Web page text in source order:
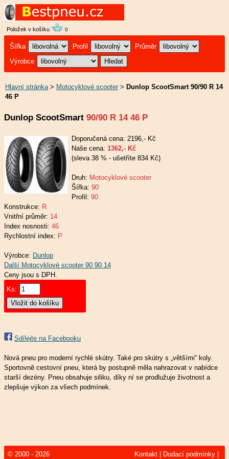
Položek v košíku 0
Šířka Profil
Průměr
Výrobce
Hlavní stránka> Motocyklové scooter> Dunlop ScootSmart 90/90 R 14
46 P
Dunlop ScootSmart 90/90 R 14 46 P
Doporučená cena: 2196,- Kč
Naše cena: 1362,- Kč
(sleva 38 % - ušetříte 834 Kč)
Druh: Motocyklové scooter
Šířka: 90
Profil: 90
Konstrukce: R
Vnitřní průměr: 14
Index nosnosti: 46
Rychlostní index: P
Výrobce: Dunlop
Ceny jsou s DPH.
Ks:
Sdílejte na Facebooku
Nová pneu pro moderní rychlé skútry. Také pro skútry s „většími“ koly.
Sportovně cestovní pneu, která by postupně měla nahrazovat v nabídce
starší dezény. Pneu obsahuje siliku, díky ní se prodlužuje životnost a
zlepšuje výkon za všech podmínek.
© 2000 - 2026 Kontakt Dodací podmínky